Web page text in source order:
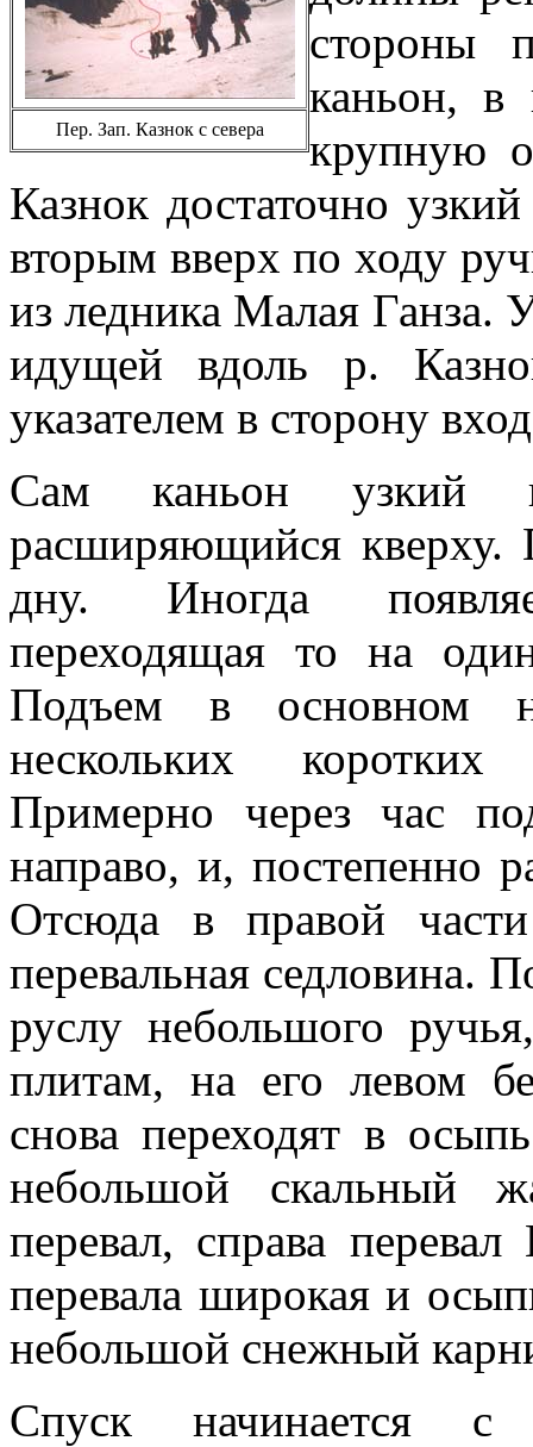
Пер. Зап. Казнок с севера
стороны
каньон, в
крупную
Казнок достаточно
вторым вверх по ходу
из ледника Малая Ганза.
идущей вдоль р.
указателем в сторону
Сам каньон узкий
расширяющийся
дну. Иногда
переходящая то на
Подъем в основном
нескольких коротких
Примерно через час
направо, и, постепенно
Отсюда в правой
перевальная седловина.
руслу небольшого
плитам, на его левом
снова переходят в
небольшой скальный
перевал, справа
перевала широкая и
небольшой снежный
Спуск начинается с